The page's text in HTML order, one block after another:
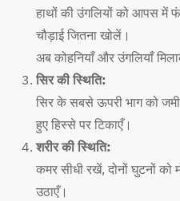
हाथों की उंगलियों को आपस में
चौड़ाई जितना खोलें।
अब कोहनियाँ और उंगलियाँ
सिर की स्थिति:
सिर के सबसे ऊपरी भाग को
हुए हिस्से पर टिकाएँ।
शरीर की स्थिति:
कमर सीधी रखें, दोनों घुटनों को
उठाएँ।